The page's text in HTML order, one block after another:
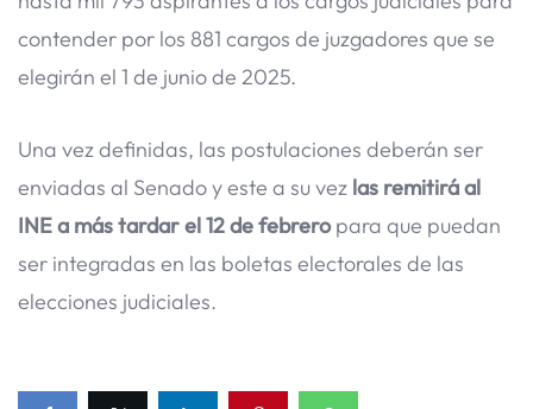
contender por los 881 cargos de juzgadores que se
elegirán el 1 de junio de 2025.
Una vez definidas, las postulaciones deberán ser
enviadas al Senado y este a su vez las remitirá al
INE a más tardar el 12 de febreropara que puedan
ser integradas en las boletas electorales de las
elecciones judiciales.